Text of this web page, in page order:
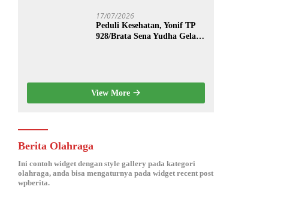
17/07/2026
Peduli Kesehatan, Yonif TP
928/Brata Sena Yudha Gelar
View More
Berita Olahraga
Ini contoh widget dengan style gallery pada kategori
olahraga, anda bisa mengaturnya pada widget recent post
wpberita.